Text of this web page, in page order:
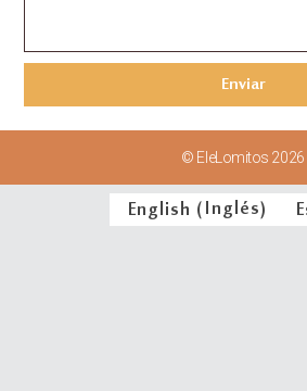
Enviar
© EleLomitos 2026
English ( Inglés)